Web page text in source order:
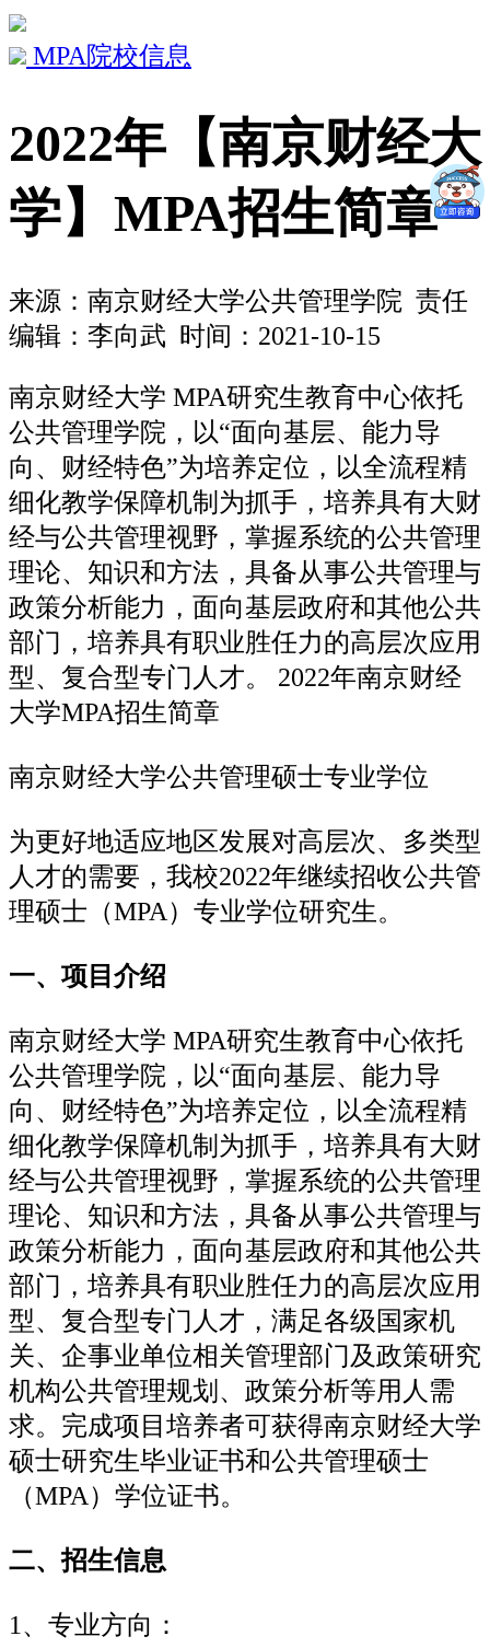
MPA院校信息
2022年【南京财经大
学】MPA招生简章
来源： 南京财经大学公共管理学院 责任
编辑：李向武 时间：2021-10-15
南京财经大学 MPA研究生教育中心依托
公共管理学院，以“面向基层、能力导
向、财经特色”为培养定位，以全流程精
细化教学保障机制为抓手，培养具有大财
经与公共管理视野，掌握系统的公共管理
理论、知识和方法，具备从事公共管理与
政策分析能力，面向基层政府和其他公共
部门，培养具有职业胜任力的高层次应用
型、复合型专门人才。 2022年南京财经
大学MPA招生简章
南京财经大学公共管理硕士专业学位
为更好地适应地区发展对高层次、多类型
人才的需要，我校2022年继续招收公共管
理硕士（MPA）专业学位研究生。
一、项目介绍
南京财经大学 MPA研究生教育中心依托
公共管理学院，以“面向基层、能力导
向、财经特色”为培养定位，以全流程精
细化教学保障机制为抓手，培养具有大财
经与公共管理视野，掌握系统的公共管理
理论、知识和方法，具备从事公共管理与
政策分析能力，面向基层政府和其他公共
部门，培养具有职业胜任力的高层次应用
型、复合型专门人才，满足各级国家机
关、企事业单位相关管理部门及政策研究
机构公共管理规划、政策分析等用人需
求。完成项目培养者可获得南京财经大学
硕士研究生毕业证书和公共管理硕士
（MPA）学位证书。
二、招生信息
1、专业方向：